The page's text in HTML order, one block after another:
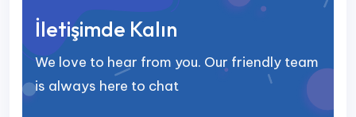
İletişimde Kalın
We love to hear from you. Our friendly team
is always here to chat